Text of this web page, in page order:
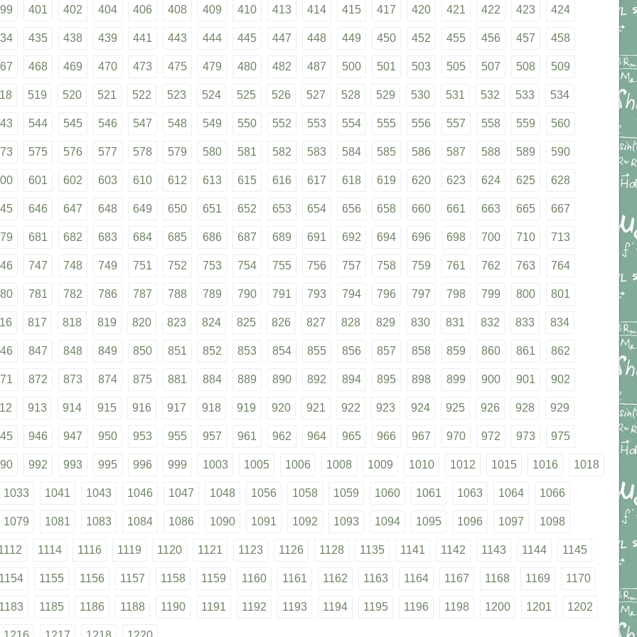
401 402 404 406 408 409 410 413 414 415 417 420 421 422 423 424
435 438 439 441 443 444 445 447 448 449 450 452 455 456 457 458
468 469 470 473 475 479 480 482 487 500 501 503 505 507 508 509
519 520 521 522 523 524 525 526 527 528 529 530 531 532 533 534
544 545 546 547 548 549 550 552 553 554 555 556 557 558 559 560
575 576 577 578 579 580 581 582 583 584 585 586 587 588 589 590
601 602 603 610 612 613 615 616 617 618 619 620 623 624 625 628
646 647 648 649 650 651 652 653 654 656 658 660 661 663 665 667
681 682 683 684 685 686 687 689 691 692 694 696 698 700 710 713
747 748 749 751 752 753 754 755 756 757 758 759 761 762 763 764
781 782 786 787 788 789 790 791 793 794 796 797 798 799 800 801
817 818 819 820 823 824 825 826 827 828 829 830 831 832 833 834
847 848 849 850 851 852 853 854 855 856 857 858 859 860 861 862
872 873 874 875 881 884 889 890 892 894 895 898 899 900 901 902
913 914 915 916 917 918 919 920 921 922 923 924 925 926 928 929
946 947 950 953 955 957 961 962 964 965 966 967 970 972 973 975
992 993 995 996 999 1003 1005 1006 1008 1009 1010 1012 1015 1016 1018
1033 1041 1043 1046 1047 1048 1056 1058 1059 1060 1061 1063 1064 1066
1079 1081 1083 1084 1086 1090 1091 1092 1093 1094 1095 1096 1097 1098
1114 1116 1119 1120 1121 1123 1126 1128 1135 1141 1142 1143 1144 1145
1155 1156 1157 1158 1159 1160 1161 1162 1163 1164 1167 1168 1169 1170
1185 1186 1188 1190 1191 1192 1193 1194 1195 1196 1198 1200 1201 1202